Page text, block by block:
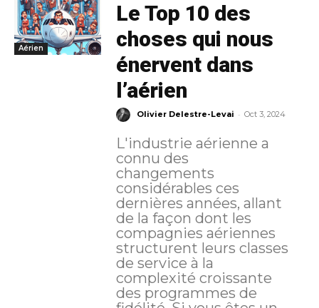
Aérien
Le Top 10 des
choses qui nous
énervent dans
l’aérien
Olivier Delestre-Levai - Oct 3, 2024
L'industrie aérienne a
connu des
changements
considérables ces
dernières années, allant
de la façon dont les
compagnies aériennes
structurent leurs classes
de service à la
complexité croissante
des programmes de